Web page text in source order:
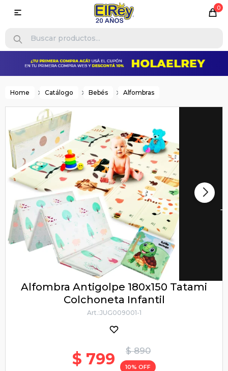
0

Home Catálogo Bebés Alfombras
Alfombra Antigolpe 180x150 Tatami
Colchoneta Infantil
JUG009001-1
$ 890
$ 799 10